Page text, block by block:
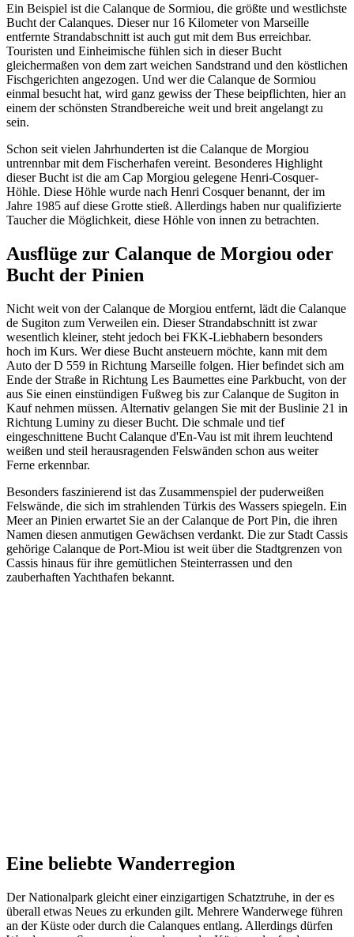
Ein Beispiel ist die Calanque de Sormiou, die größte und westlichste
Bucht der Calanques. Dieser nur 16 Kilometer von Marseille
entfernte Strandabschnitt ist auch gut mit dem Bus erreichbar.
Touristen und Einheimische fühlen sich in dieser Bucht
gleichermaßen von dem zart weichen Sandstrand und den köstlichen
Fischgerichten angezogen. Und wer die Calanque de Sormiou
einmal besucht hat, wird ganz gewiss der These beipflichten, hier an
einem der schönsten Strandbereiche weit und breit angelangt zu
sein.
Schon seit vielen Jahrhunderten ist die Calanque de Morgiou
untrennbar mit dem Fischerhafen vereint. Besonderes Highlight
dieser Bucht ist die am Cap Morgiou gelegene Henri-Cosquer-
Höhle. Diese Höhle wurde nach Henri Cosquer benannt, der im
Jahre 1985 auf diese Grotte stieß. Allerdings haben nur qualifizierte
Taucher die Möglichkeit, diese Höhle von innen zu betrachten.
Ausflüge zur Calanque de Morgiou oder
Bucht der Pinien
Nicht weit von der Calanque de Morgiou entfernt, lädt die Calanque
de Sugiton zum Verweilen ein. Dieser Strandabschnitt ist zwar
wesentlich kleiner, steht jedoch bei FKK-Liebhabern besonders
hoch im Kurs. Wer diese Bucht ansteuern möchte, kann mit dem
Auto der D 559 in Richtung Marseille folgen. Hier befindet sich am
Ende der Straße in Richtung Les Baumettes eine Parkbucht, von der
aus Sie einen einstündigen Fußweg bis zur Calanque de Sugiton in
Kauf nehmen müssen. Alternativ gelangen Sie mit der Buslinie 21 in
Richtung Luminy zu dieser Bucht. Die schmale und tief
eingeschnittene Bucht Calanque d'En-Vau ist mit ihrem leuchtend
weißen und steil herausragenden Felswänden schon aus weiter
Ferne erkennbar.
Besonders faszinierend ist das Zusammenspiel der puderweißen
Felswände, die sich im strahlenden Türkis des Wassers spiegeln. Ein
Meer an Pinien erwartet Sie an der Calanque de Port Pin, die ihren
Namen diesen anmutigen Gewächsen verdankt. Die zur Stadt Cassis
gehörige Calanque de Port-Miou ist weit über die Stadtgrenzen von
Cassis hinaus für ihre gemütlichen Steinterrassen und den
zauberhaften Yachthafen bekannt.
Eine beliebte Wanderregion
Der Nationalpark gleicht einer einzigartigen Schatztruhe, in der es
überall etwas Neues zu erkunden gilt. Mehrere Wanderwege führen
an der Küste oder durch die Calanques entlang. Allerdings dürfen